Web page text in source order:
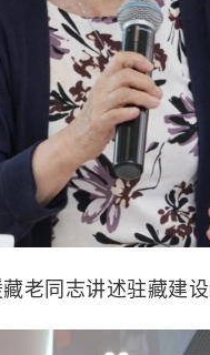
老同志讲述驻藏建